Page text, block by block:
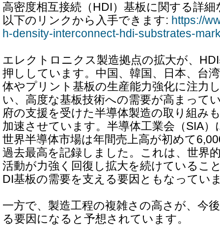
高密度相互接続（HDI）基板に関する詳
以下のリンクから入手できます: https://
h-density-interconnect-hdi-substrates-
エレクトロニクス製造拠点の拡大が、
押ししています。中国、韓国、日本、台
体やプリント基板の生産能力強化に注力
い、高度な基板技術への需要が高まって
府の支援を受けた半導体製造の取り組み
加速させています。半導体工業会（SIA
世界半導体市場は年間売上高が初めて
過去最高を記録しました。これは、世界
活動が力強く回復し拡大を続けているこ
DI基板の需要を支える要因ともなってい
一方で、製造工程の複雑さの高さが、今
る要因になると予想されています。